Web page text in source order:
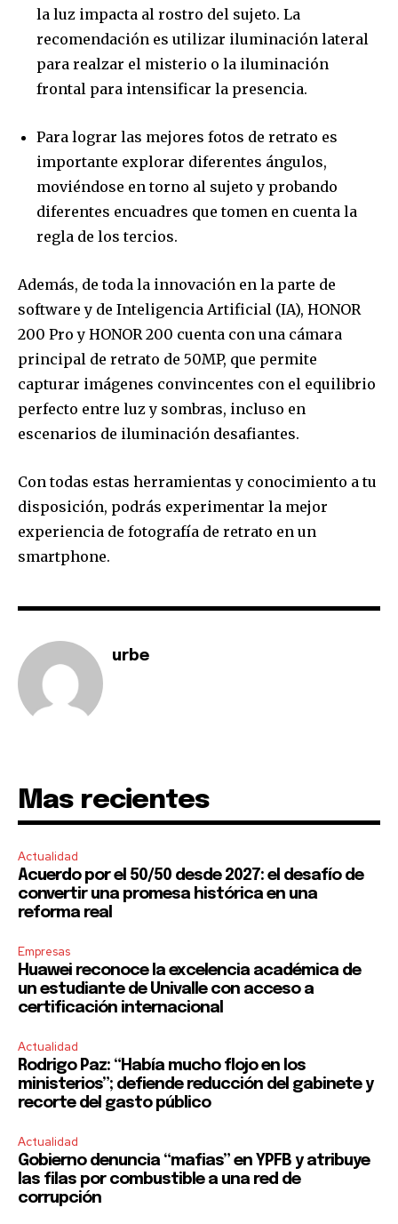
la luz impacta al rostro del sujeto. La
recomendación es utilizar iluminación lateral
para realzar el misterio o la iluminación
frontal para intensificar la presencia.
Para lograr las mejores fotos de retrato es
importante explorar diferentes ángulos,
moviéndose en torno al sujeto y probando
diferentes encuadres que tomen en cuenta la
regla de los tercios.
Además, de toda la innovación en la parte de
software y de Inteligencia Artificial (IA), HONOR
200 Pro y HONOR 200 cuenta con una cámara
principal de retrato de 50MP, que permite
capturar imágenes convincentes con el equilibrio
perfecto entre luz y sombras, incluso en
escenarios de iluminación desafiantes.
Con todas estas herramientas y conocimiento a tu
disposición, podrás experimentar la mejor
experiencia de fotografía de retrato en un
smartphone.
urbe
Mas recientes
Actualidad
Acuerdo por el 50/50 desde 2027: el desafío de
convertir una promesa histórica en una
reforma real
Empresas
Huawei reconoce la excelencia académica de
un estudiante de Univalle con acceso a
certificación internacional
Actualidad
Rodrigo Paz: “Había mucho flojo en los
ministerios”; defiende reducción del gabinete y
recorte del gasto público
Actualidad
Gobierno denuncia “mafias” en YPFB y atribuye
las filas por combustible a una red de
corrupción